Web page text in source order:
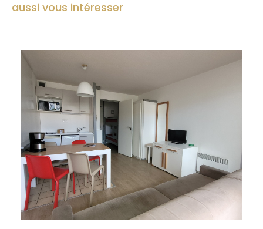
aussi vous intéresser